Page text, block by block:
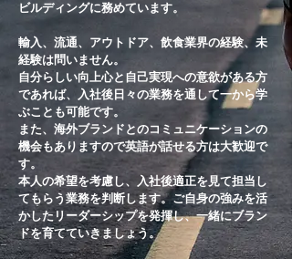
ビルディングに務めています。
輸入、流通、アウトドア、飲食業界の経験、未
経験は問いません。
自分らしい向上心と自己実現への意欲がある方
であれば、入社後日々の業務を通して一から学
ぶことも可能です。
また、海外ブランドとのコミュニケーションの
機会もありますので英語が話せる方は大歓迎で
す。
本人の希望を考慮し、入社後適正を見て担当し
てもらう業務を判断します。ご自身の強みを活
かしたリーダーシップを発揮し、一緒にブラン
ドを育てていきましょう。